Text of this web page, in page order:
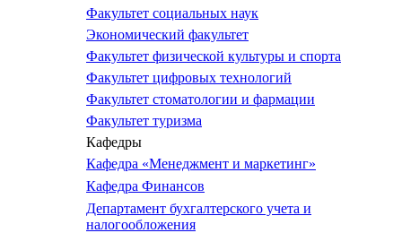
Факультет социальных наук
Экономический факультет
Факультет физической культуры и спорта
Факультет цифровых технологий
Факультет стоматологии и фармации
Факультет туризма
Кафедры
Кафедра «Менеджмент и маркетинг»
Кафедра Финансов
Департамент бухгалтерского учета и
налогообложения